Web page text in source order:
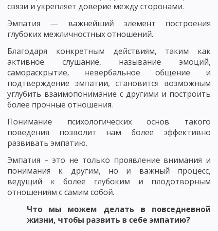
связи и укрепляет доверие между сторонами.
Эмпатия — важнейший элемент построения
глубоких межличностных отношений.
Благодаря конкретным действиям, таким как
активное слушание, называние эмоций,
самораскрытие, невербальное общение и
подтверждение эмпатии, становится возможным
углубить взаимопонимание с другими и построить
более прочные отношения.
Понимание психологических основ такого
поведения позволит нам более эффективно
развивать эмпатию.
Эмпатия – это не только проявление внимания и
понимания к другим, но и важный процесс,
ведущий к более глубоким и плодотворным
отношениям с самим собой.
Что мы можем делать в повседневной
жизни, чтобы развить в себе эмпатию?